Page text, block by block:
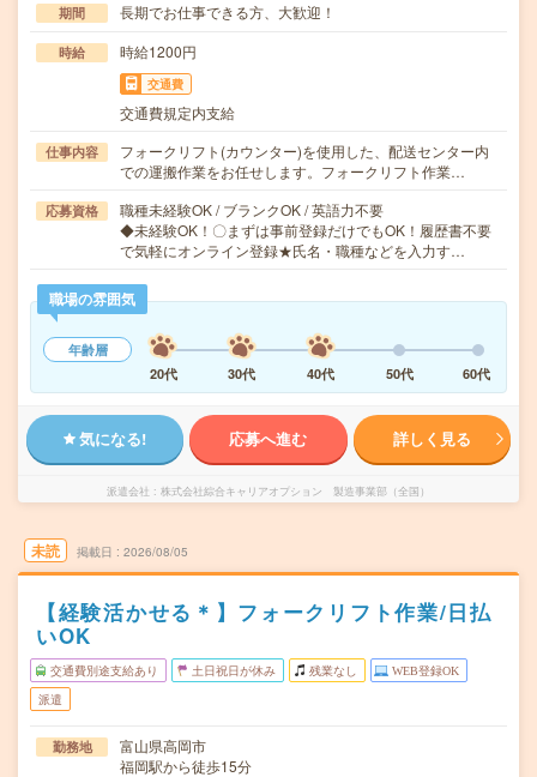
期間 長期でお仕事できる方、大歓迎！
時給 時給1200円
交通費
交通費規定内支給
仕事内容
フォークリフト(カウンター)を使用した、配送センター内
での運搬作業をお任せします。フォークリフト作業…
応募資格
職種未経験OK / ブランクOK / 英語力不要
◆未経験OK！〇まずは事前登録だけでもOK！履歴書不要
で気軽にオンライン登録★氏名・職種などを入力す…
職場の雰囲気
年齢層
20代
30代 40代 50代 60代
気になる! 応募へ進む 詳しく見る
派遣会社 株式会社綜合キャリアオプション 製造事業部（全国）
未読 掲載日 2026/08/05
【経験活かせる＊】フォークリフト作業/日払
いOK
交通費別途支給あり 土日祝日が休み 残業なし WEB登録OK
派遣
勤務地
富山県高岡市
福岡駅から徒歩15分